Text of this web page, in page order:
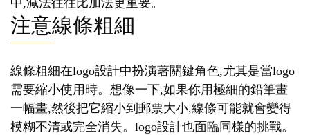
中,減法往往比加法更重要。
注意線條粗細
線條粗細在logo設計中扮演著關鍵角色,尤其是當logo
需要縮小使用時。想像一下,如果你用極細的鉛筆畫
一幅畫,然後把它縮小到郵票大小,線條可能就會變得
模糊不清或完全消失。logo設計也面臨同樣的挑戰。